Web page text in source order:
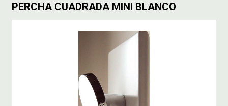
PERCHA CUADRADA MINI BLANCO
OFERTAS
NOVEDADES
CONTACTAR